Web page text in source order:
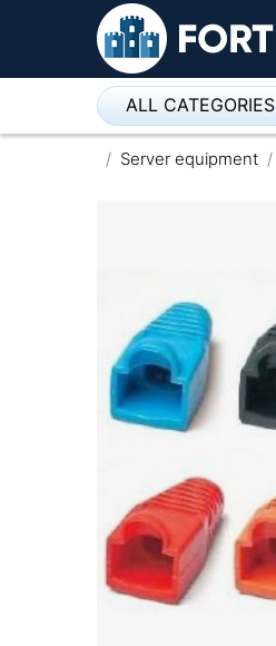
ALL CATEGORIES
Микрофон
Спикерфон
ADSL, Wan / Lan
IP Telephony
Stereo systems
Server equipment
UPS
Supply
Server equipment